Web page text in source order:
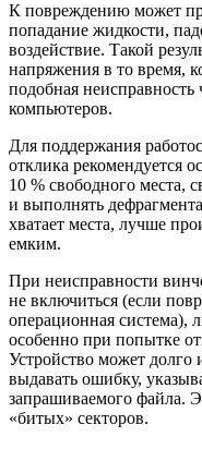
К повреждению может
попадание жидкости,
воздействие. Такой
напряжения в то время,
подобная
компьютеров.
Для поддержания
отклика рекомендуется
10 % свободного места,
и выполнять
хватает места, лучше
емким.
При неисправности
не включиться (если
операционная система),
особенно при попытке
Устройство может долго
выдавать ошибку,
запрашиваемого файла.
«битых» секторов.